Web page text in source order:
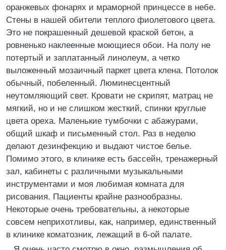
оранжевых фонарях и мраморной принцессе в небе.
Стены в нашей обители теплого фиолетового цвета.
Это не покрашенный дешевой краской бетон, а
ровненько наклеенные моющиеся обои. На полу не
потертый и заплатанный линолеум, а четко
выложенный мозаичный паркет цвета клена. Потолок
обычный, побеленный. Люминесцентный
неутомляющий свет. Кровати не скрипят, матрац не
мягкий, но и не слишком жесткий, спинки круглые
цвета ореха. Маленькие тумбочки с абажурами,
общий шкаф и письменный стол. Раз в неделю
делают дезинфекцию и выдают чистое белье.
Помимо этого, в клинике есть бассейн, тренажерный
зал, кабинеты с различными музыкальными
инструментами и моя любимая комната для
рисования. Пациенты крайне разнообразны.
Некоторые очень требовательны, а некоторые
совсем неприхотливы, как, например, единственный
в клинике коматозник, лежащий в 6-ой палате.